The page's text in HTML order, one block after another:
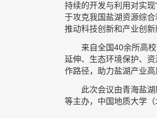
持续的开发与利用对实
于攻克我国盐湖资源综
推动科技创新和产业创新
来自全国40余所高
延伸、生态环境保护、
作路径，助力盐湖产业高
此次会议由青海盐
等主办，中国地质大学